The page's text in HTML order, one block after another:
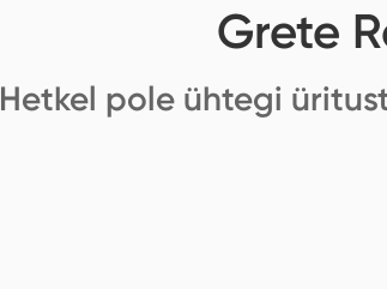
Grete
Hetkel pole ühtegi